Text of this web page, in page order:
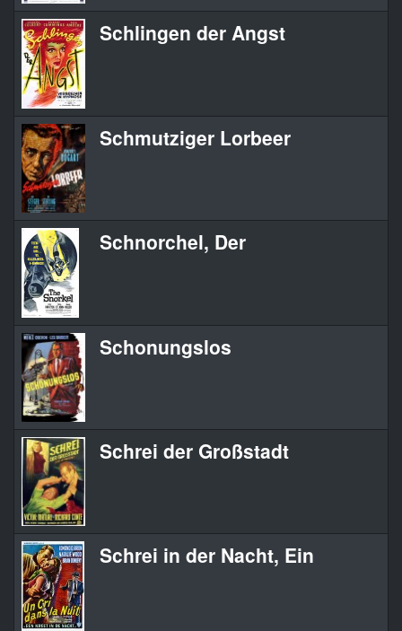
Schlingen der Angst
Schmutziger Lorbeer
Schnorchel, Der
Schonungslos
Schrei der Großstadt
Schrei in der Nacht, Ein